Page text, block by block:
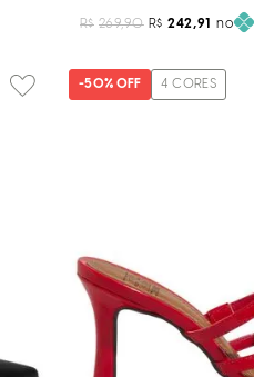
R$ 269,90 R$ 242,91 no
-50% OFF 4 CORES